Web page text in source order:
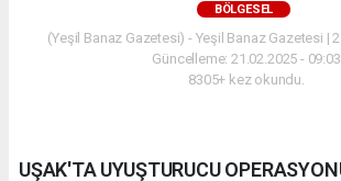
BÖLGESEL
(Yeşil Banaz Gazetesi) - Yeşil Banaz Gazetesi |
Güncelleme: 21.02.2025 - 09:03
8305+ kez okundu.
UŞAK'TA UYUŞTURUCU